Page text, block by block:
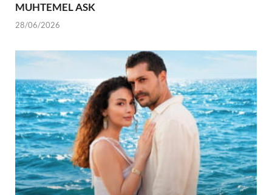
MUHTEMEL ASK
28/06/2026